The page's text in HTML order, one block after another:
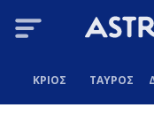
ΚΡΙΟΣ ΤΑΥΡΟΣ